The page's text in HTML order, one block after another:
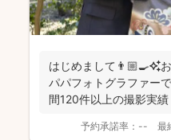
はじめまして👨🏼‍🍳✨
パパフォトグラファーです。 ★直前予
予約承諾率： -- 最